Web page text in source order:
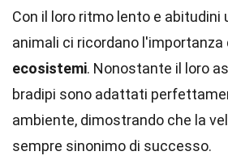
Con il loro ritmo lento e abitudini
animali ci ricordano l'importanza
ecosistemi. Nonostante il loro
bradipi sono adattati
ambiente, dimostrando che la
sempre sinonimo di successo.